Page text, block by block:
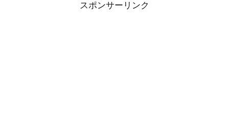
スポンサーリンク